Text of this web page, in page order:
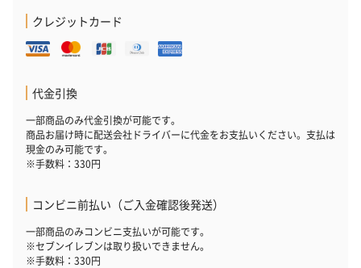
クレジットカード
代金引換
一部商品のみ代金引換が可能です。
商品お届け時に配送会社ドライバーに代金をお支払いください。支払は
現金のみ可能です。
※手数料：330円
コンビニ前払い（ご入金確認後発送）
一部商品のみコンビニ支払いが可能です。
※セブンイレブンは取り扱いできません。
※手数料：330円